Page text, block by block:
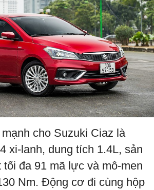
cho Suzuki Ciaz là
xi-lanh, dung tích 1.4L, sản
tối đa 91 mã lực và mô-men
Nm. Động cơ đi cùng hộp